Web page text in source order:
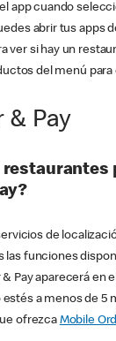
app cuando
abrir tus apps
ver si hay un
del menú para
& Pay
restaurantes
de
las funciones
Pay aparecerá en
a menos de 5
ofrezca Mobile